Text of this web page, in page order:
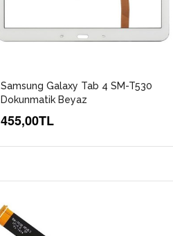
Samsung Galaxy Tab 4 SM-T530
Dokunmatik Beyaz
455,00TL